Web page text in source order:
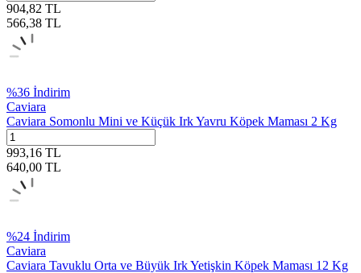
904,82 TL
566,38 TL
%36 İndirim
Caviara
Caviara Somonlu Mini ve Küçük Irk Yavru Köpek Maması 2 Kg
993,16 TL
640,00 TL
%24 İndirim
Caviara
Caviara Tavuklu Orta ve Büyük Irk Yetişkin Köpek Maması 12 Kg